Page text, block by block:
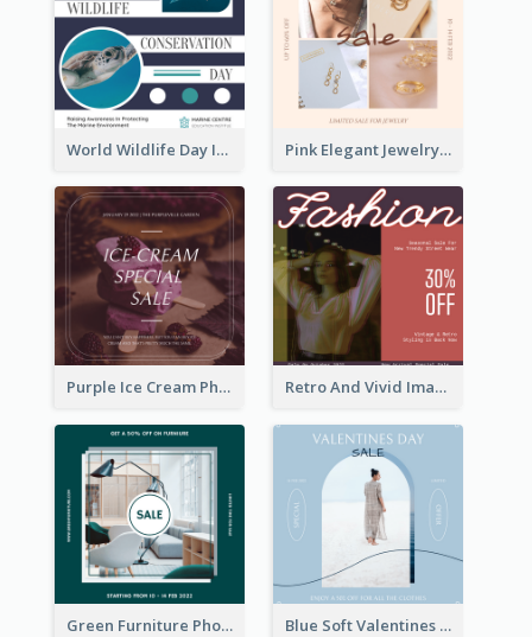
World Wildlife Day Instagram Post Pink Elegant Jewelry Sale Valentines Day Instagram Post
Purple Ice Cream Photo Dessert Sale Instagram Post Retro And Vivid Image Instagram Post Design Idea
Green Furniture Photo Furniture Sale Instagram Post Blue Soft Valentines Day Limited Sale Instagram Post